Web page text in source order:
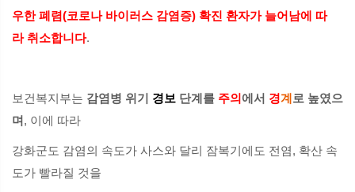
우한 폐렴(코로나 바이러스 감염증) 확진 환자가 늘어남에 따
라 취소합니다.
보건복지부는 감염병 위기 경보 단계를 주의 에서 경계 로 높였으
며 , 이에 따라
강화군도 감염의 속도가 사스와 달리 잠복기에도 전염, 확산 속
도가 빨라질 것을